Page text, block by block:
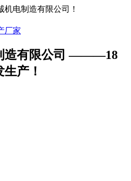
电制造有限公司！
有限公司 ———18
产！